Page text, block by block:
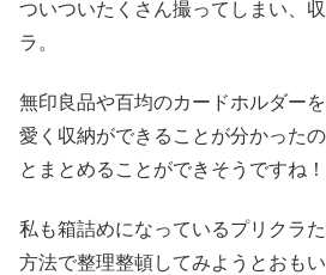
ついついたくさん撮ってしまい、
ラ。
無印良品や百均のカードホルダー
愛く収納ができることが分かった
とまとめることができそうですね！
私も箱詰めになっているプリクラ
方法で整理整頓してみようとおもい